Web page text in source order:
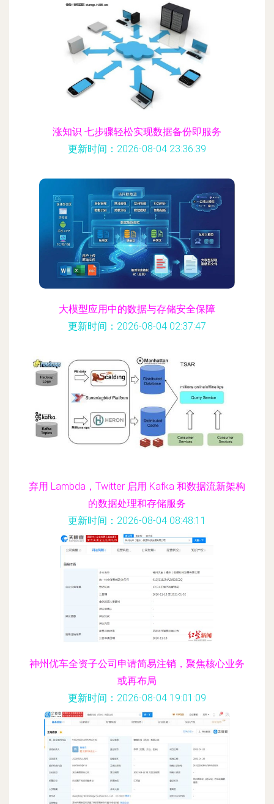
涨知识 七步骤轻松实现数据备份即服务
更新时间：2026-08-04 23:36:39
大模型应用中的数据与存储安全保障
更新时间：2026-08-04 02:37:47
弃用 Lambda，Twitter 启用 Kafka 和数据流新架构
的数据处理和存储服务
更新时间：2026-08-04 08:48:11
神州优车全资子公司申请简易注销，聚焦核心业务
或再布局
更新时间：2026-08-04 19:01:09